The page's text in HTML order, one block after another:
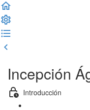
Incepción
Introducción